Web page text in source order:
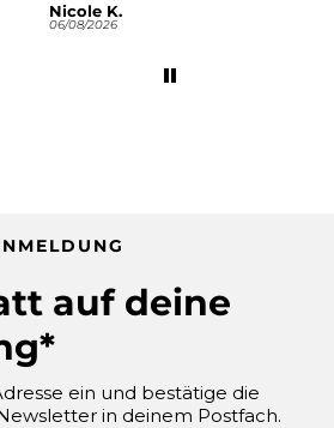
Nicole K.
06/08/2026
auf deine
ein und bestätige die
in deinem Postfach.